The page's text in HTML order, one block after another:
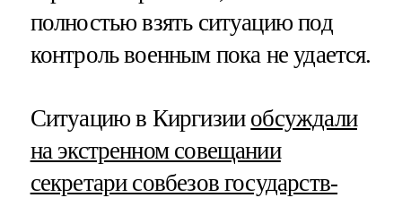
полностью взять ситуацию под
контроль военным пока не удается.
Ситуацию в Киргизии обсуждали
на экстренном совещании
секретари совбезов государств-